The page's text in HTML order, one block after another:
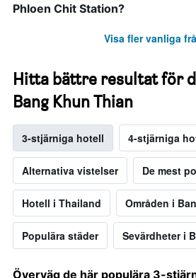
Phloen Chit Station?
Visa fler vanliga
Hitta bättre resultat för
Bang Khun Thian
3-stjärniga hotell 4-stjärniga
Alternativa vistelser De mest
Hotell i Thailand Områden i
Populära städer Sevärdheter i
Överväg de här populära 3-